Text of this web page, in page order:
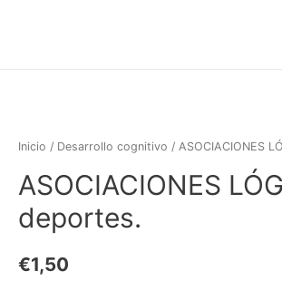
Inicio / Desarrollo cognitivo / ASOCIACIONES
ASOCIACIONES
deportes.
€1,50